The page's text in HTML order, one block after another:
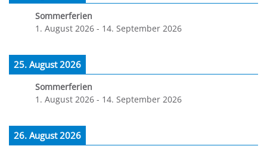
Sommerferien
1. August 2026 - 14. September 2026
25. August 2026
Sommerferien
1. August 2026 - 14. September 2026
26. August 2026